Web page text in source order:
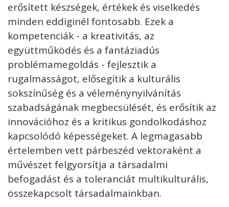
erősített készségek, értékek és viselkedés
minden eddiginél fontosabb. Ezek a
kompetenciák - a kreativitás, az
együttműködés és a fantáziadús
problémamegoldás - fejlesztik a
rugalmasságot, elősegítik a kulturális
sokszínűség és a véleménynyilvánítás
szabadságának megbecsülését, és erősítik az
innovációhoz és a kritikus gondolkodáshoz
kapcsolódó képességeket. A legmagasabb
értelemben vett párbeszéd vektoraként a
művészet felgyorsítja a társadalmi
befogadást és a toleranciát multikulturális,
összekapcsolt társadalmainkban.